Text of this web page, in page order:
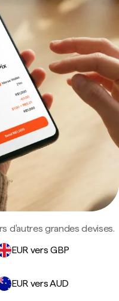
d'autres grandes devises.
EUR vers GBP
EUR vers AUD